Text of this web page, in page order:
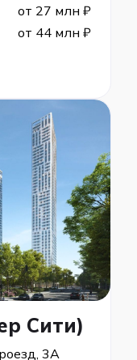
от 27 млн ₽
от 44 млн ₽
Сити)
3А